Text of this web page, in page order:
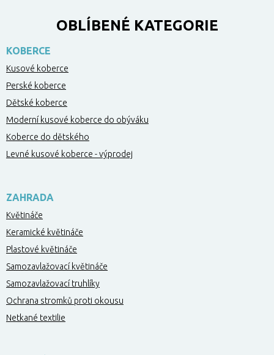
OBLÍBENÉ KATEGORIE
KOBERCE
Kusové koberce
Perské koberce
Dětské koberce
Moderní kusové koberce do obýváku
Koberce do dětského
Levné kusové koberce - výprodej
ZAHRADA
Květináče
Keramické květináče
Plastové květináče
Samozavlažovací květináče
Samozavlažovací truhlíky
Ochrana stromků proti okousu
Netkané textilie